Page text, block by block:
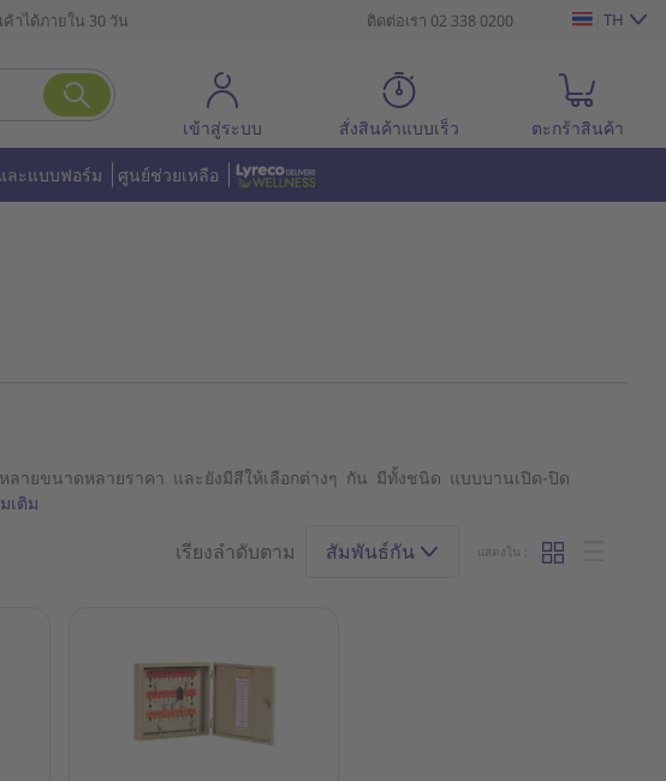
าได้ภายใน 30 วัน ติดต่อเรา 02 338 0200 TH
เข้าสู่ระบบ สั่งสินค้าแบบเร็ว ตะกร้าสินค้า
ละแบบฟอร์ม ศูนย์ช่วยเหลือ
ายขนาดหลายราคา และยังมีสีให้เลือกต่างๆ กัน มีทั้งชนิด แบบบานเปิด-ปิด
เติม
เรียงลำดับตาม สัมพันธ์กัน แสดงใน :